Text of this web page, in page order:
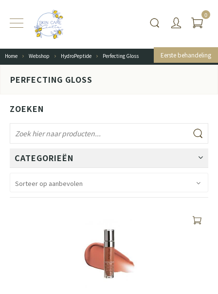
Eerste behandeling
0
Home Webshop HydroPeptide Perfecting Gloss
PERFECTING GLOSS
ZOEKEN
CATEGORIEËN